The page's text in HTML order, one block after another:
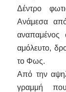
Δέντρο
Ανάμεσα
αναπαμένος
αμόλευτο,
το Φως.
Από την
γραμμή που